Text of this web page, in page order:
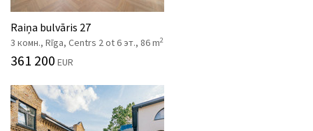
Raiņa bulvāris 27
3 комн., Rīga, Centrs 2 ot 6 эт., 86 m2
361 200 EUR